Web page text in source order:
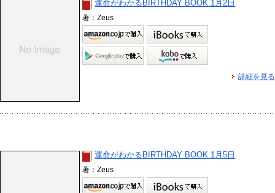
運命がわかるBIRTHDAY BOOK 1月2日
著：Zeus
詳細を見る
運命がわかるBIRTHDAY BOOK 1月5日
著：Zeus